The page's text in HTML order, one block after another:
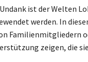
ist der Welten
werden. In
Familienmitgliedern
zeigen, die